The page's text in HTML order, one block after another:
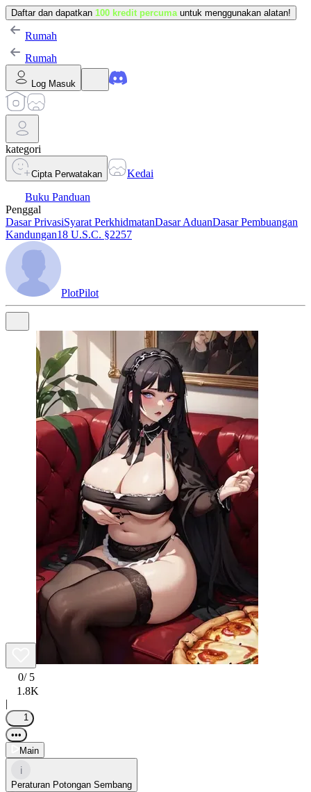
Daftar dan dapatkan 100 kredit percuma untuk menggunakan alatan!
Rumah
Rumah
Log Masuk
kategori
Cipta Perwatakan
Kedai
Buku Panduan
Penggal
Dasar PrivasiSyarat PerkhidmatanDasar AduanDasar Pembuangan
Kandungan18 U.S.C. §2257
PlotPilot
0/ 5
1.8K
|
1
•••
Main
i
Peraturan Potongan Sembang